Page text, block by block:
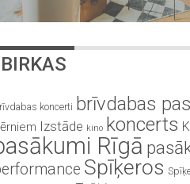
BIRKAS
koncerti brīvdabas
Izstāde kino koncerts
Rīgā
Spīķeros